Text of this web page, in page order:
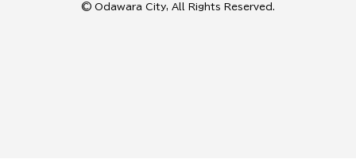
© Odawara City, All Rights Reserved.